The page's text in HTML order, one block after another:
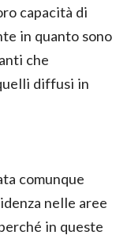
capacità di
in quanto sono
che
diffusi in
comunque
nelle aree
in queste